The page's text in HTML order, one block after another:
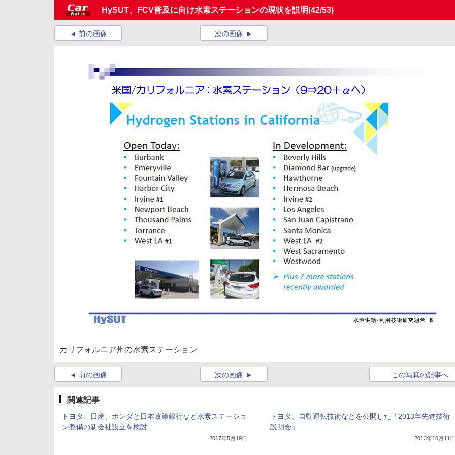
HySUT、FCV普及に向け水素ステーションの現状を説明(42/53)
前の画像 次の画像
カリフォルニア州の水素ステーション
前の画像 この写真の記事へ
次の画像
関連記事
トヨタ、日産、ホンダと日本政策銀行など水素ステーショ
ン整備の新会社設立を検討
2017年5月19日
トヨタ、自動運転技術などを公開した「2013年先進技術
説明会」
2013年10月11日